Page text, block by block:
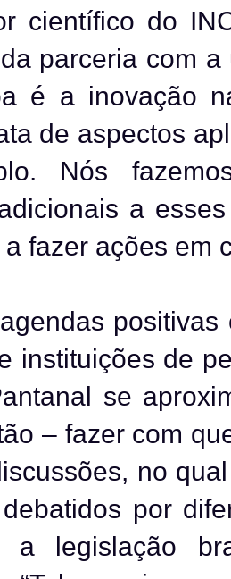
científico do
parceria com
é a inovação
de aspectos
Nós
a
fazer ações em
instituições de
se
– fazer com
no
por
a legislação